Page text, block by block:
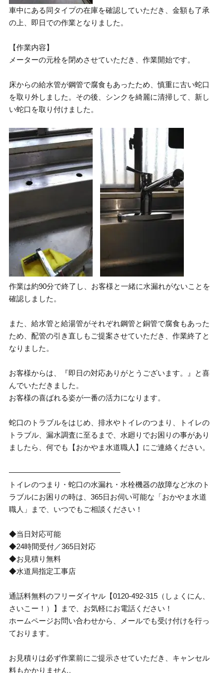
車中にある同タイプの在庫を確認していただき、金額も了承
の上、即日での作業となりました。
【作業内容】
メーターの元栓を閉めさせていただき、作業開始です。
床からの給水管が鋼管で腐食もあったため、慎重に古い蛇口
を取り外しました。その後、シンクを綺麗に清掃して、新し
い蛇口を取り付けました。
作業は約90分で終了し、お客様と一緒に水漏れがないことを
確認しました。
また、給水管と給湯管がそれぞれ鋼管と銅管で腐食もあった
ため、配管の引き直しもご提案させていただき、作業終了と
なりました。
お客様からは、『即日の対応ありがとうございます。』と喜
んでいただきました。
お客様の喜ばれる姿が一番の活力になります。
蛇口のトラブルをはじめ、排水やトイレのつまり、トイレの
トラブル、漏水調査に至るまで、水廻りでお困りの事があり
ましたら、何でも【おかやま水道職人】にご連絡ください。
―――――――――――――――
トイレのつまり・蛇口の水漏れ・水栓機器の故障など水のト
ラブルにお困りの時は、365日お伺い可能な「おかやま水道
職人」まで、いつでもご相談ください！
◆当日対応可能
◆24時間受付／365日対応
◆お見積り無料
◆水道局指定工事店
通話料無料のフリーダイヤル【0120-492-315（しょくにん、
さいこー！）】まで、お気軽にお電話ください！
ホームページお問い合わせから、メールでも受け付けを行っ
ております。
お見積りは必ず作業前にご提示させていただき、キャンセル
料もかかりません。